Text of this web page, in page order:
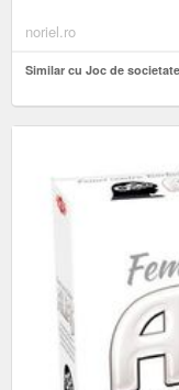
noriel.ro
Similar cu Joc de